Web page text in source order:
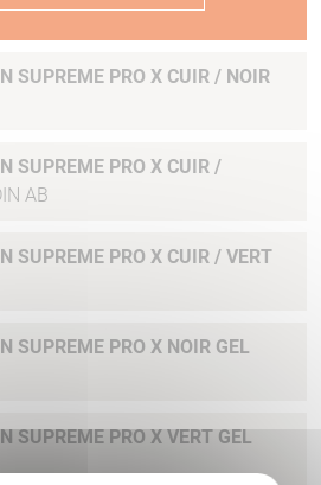
SUPREME PRO X CUIR / NOIR
SUPREME PRO X CUIR /
AB
SUPREME PRO X CUIR / VERT
SUPREME PRO X NOIR GEL
SUPREME PRO X VERT GEL